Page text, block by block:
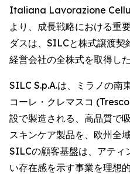
Italiana Lavorazione
より、成長戦略における重
ダスは、SILCと株式譲渡契
経営会社の全株式を取得した
SILC S.p.A.は、ミラノの南
コーレ・クレマスコ
設で製造される、高品質で
スキンケア製品を、欧州全
SILCの顧客基盤は、アティ
い存在感を示す事業を理想